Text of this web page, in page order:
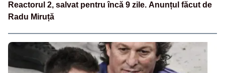
Reactorul 2, salvat pentru încă 9 zile. Anunțul făcut de
Radu Miruță